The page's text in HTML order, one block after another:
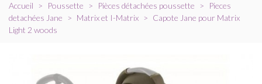
Accueil > Poussette > Pièces détachées poussette >
Pieces
detachées Jane
> Matrix et I-Matrix > Capote Jane pour Matrix
Light 2 woods